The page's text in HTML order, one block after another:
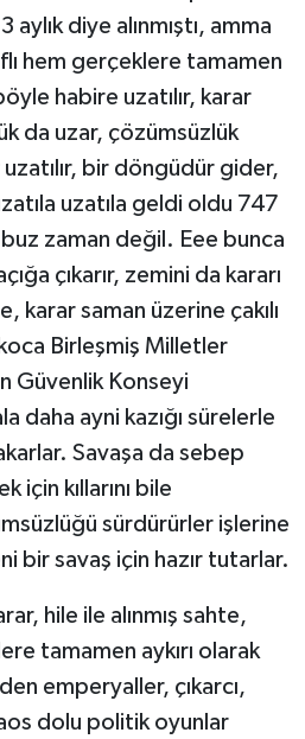
diye alınmıştı, amma
hem gerçeklere tamamen
habire uzatılır, karar
da uzar, çözümsüzlük
bir döngüdür gider,
uzatıla geldi oldu 747
zaman değil. Eee bunca
çıkarır, zemini da kararı
karar saman üzerine çakılı
Birleşmiş Milletler
Güvenlik Konseyi
daha ayni kazığı sürelerle
Savaşa da sebep
için kıllarını bile
sürdürürler işlerine
bir savaş için hazır tutarlar.
hile ile alınmış sahte,
tamamen aykırı olarak
emperyaller, çıkarcı,
dolu politik oyunlar